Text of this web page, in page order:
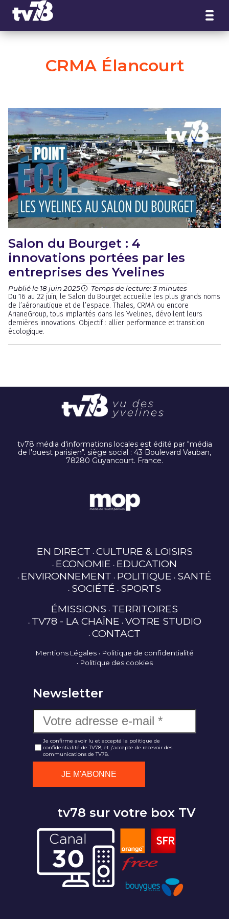
CRMA Élancourt
Salon du Bourget : 4
innovations portées par les
entreprises des Yvelines
Publié le 18 juin 2025 Temps de lecture: 3 minutes
Du 16 au 22 juin, le Salon du Bourget accueille les plus grands noms
de l’aéronautique et de l’espace. Thales, CRMA ou encore
ArianeGroup, tous implantés dans les Yvelines, dévoilent leurs
dernières innovations. Objectif : allier performance et transition
écologique.
tv78 média d'informations locales est édité par "média
de l'ouest parisien". siège social : 43 Boulevard Vauban,
78280 Guyancourt. France.
EN DIRECT CULTURE & LOISIRS
ECONOMIE EDUCATION
ENVIRONNEMENT POLITIQUE SANTÉ
SOCIÉTÉ SPORTS
ÉMISSIONS TERRITOIRES
TV78 - LA CHAÎNE VOTRE STUDIO
CONTACT
Mentions Légales
Politique de confidentialité
Politique des cookies
Newsletter
Je confirme avoir lu et accepté la politique de
confidentialité de TV78, et j'accepte de recevoir des
communications de TV78.
tv78 sur votre box TV
Panneau de gestion des cookies